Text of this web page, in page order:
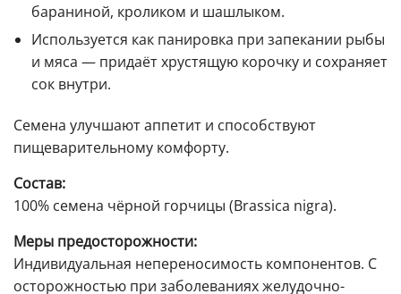
бараниной, кроликом и шашлыком.
Используется как панировка при запекании рыбы
и мяса — придаёт хрустящую корочку и сохраняет
сок внутри.
Семена улучшают аппетит и способствуют
пищеварительному комфорту.
Состав:
100% семена чёрной горчицы (Brassica nigra).
Меры предосторожности:
Индивидуальная непереносимость компонентов. С
осторожностью при заболеваниях желудочно-